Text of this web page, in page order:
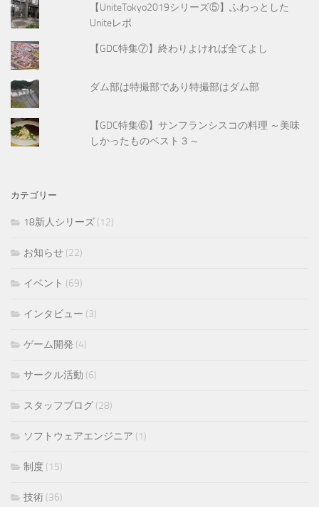
【UniteTokyo2019シリーズ⑤】ふわっとした
Uniteレポ
【GDC特集⑦】終わりよければ全てよし
ダム部は特撮部であり特撮部はダム部
【GDC特集⑥】サンフランシスコの料理 ～美味
しかったものベスト３～
カテゴリー
18新人シリーズ (12)
お知らせ (22)
イベント (69)
インタビュー (3)
ゲーム開発 (4)
サークル活動 (6)
スタッフブログ (28)
ソフトウェアエンジニア (1)
制度 (15)
技術 (36)